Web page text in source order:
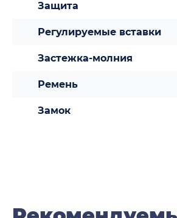
Защита
Регулируемые вставки
Застежка-молния
Ремень
Замок